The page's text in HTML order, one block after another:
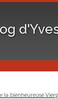
la bienheureuse